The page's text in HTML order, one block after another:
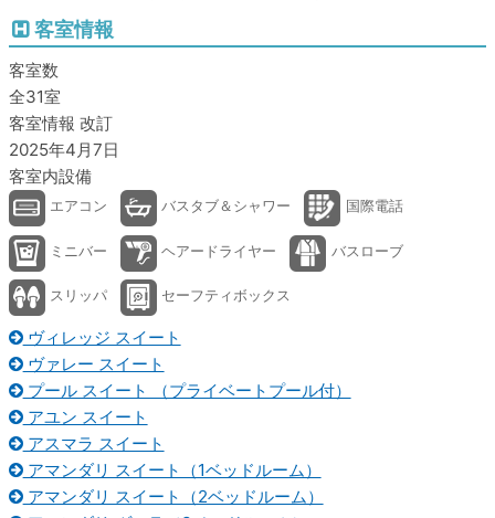
客室情報
客室数
全31室
客室情報 改訂
2025年4月7日
客室内設備
エアコン バスタブ＆シャワー 国際電話
ミニバー ヘアードライヤー バスローブ
スリッパ セーフティボックス
ヴィレッジ スイート
ヴァレー スイート
プール スイート （プライベートプール付）
アユン スイート
アスマラ スイート
アマンダリ スイート（1ベッドルーム）
アマンダリ スイート（2ベッドルーム）